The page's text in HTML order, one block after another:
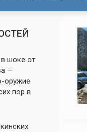
шоке от
—
оружие
пор в